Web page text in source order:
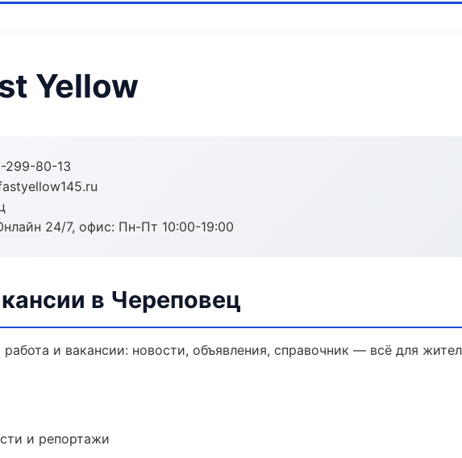
Yellow
299-80-13
24/7, офис: Пн-Пт 10:00-19:00
в Череповец
и вакансии: новости, объявления, справочник — всё для
и репортажи